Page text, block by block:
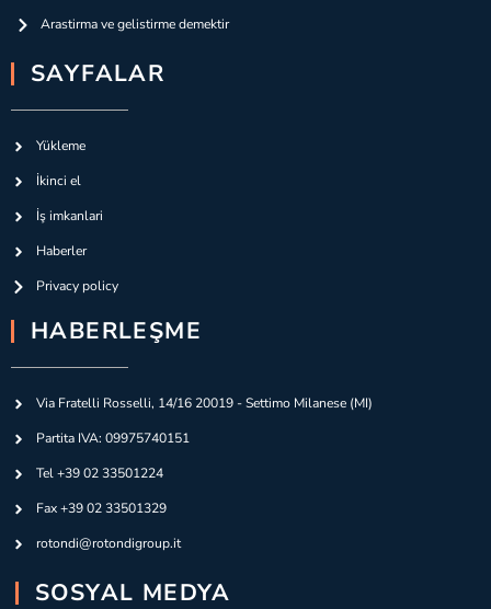
Arastirma ve gelistirme demektir
SAYFALAR
Yükleme
İkinci el
İş imkanlari
Haberler
Privacy policy
HABERLEŞME
Via Fratelli Rosselli, 14/16 20019 - Settimo Milanese (MI)
Partita IVA: 09975740151
Tel +39 02 33501224
Fax +39 02 33501329
rotondi@rotondigroup.it
SOSYAL MEDYA